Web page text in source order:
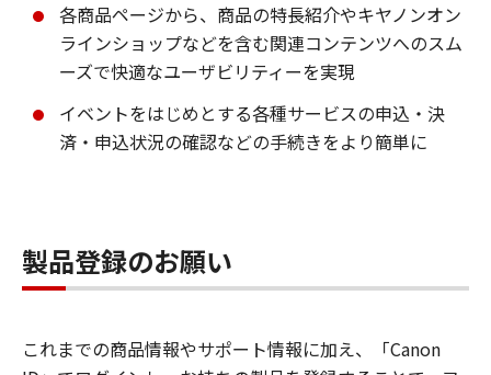
各商品ページから、商品の特長紹介やキヤノンオン
ラインショップなどを含む関連コンテンツへのスム
ーズで快適なユーザビリティーを実現
イベントをはじめとする各種サービスの申込・決
済・申込状況の確認などの手続きをより簡単に
製品登録のお願い
これまでの商品情報やサポート情報に加え、「Canon